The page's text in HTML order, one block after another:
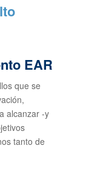
EAR
que se
alcanzar -y
tanto de